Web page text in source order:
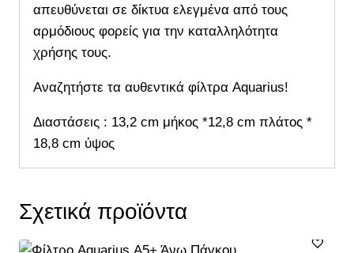
απευθύνεται σε δίκτυα ελεγμένα από τους
αρμόδιους φορείς για την καταλληλότητα
χρήσης τους.
Αναζητήστε τα αυθεντικά φίλτρα Aquarius!
Διαστάσεις : 13,2 cm μήκος *12,8 cm πλάτος *
18,8 cm ύψος
Σχετικά προϊόντα